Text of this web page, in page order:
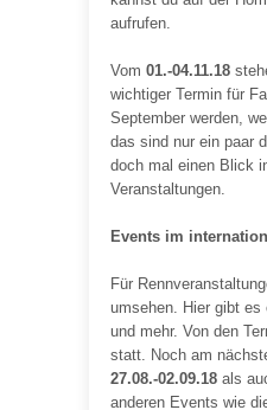
aufrufen.
Vom01.-04.11.18
wichtiger Termin für
September werden,
das sind nur ein paar
doch mal einen Blick
Veranstaltungen.
Events im
Für
umsehen. Hier gibt
und mehr. Von den
statt. Noch am
27.08.-02.09.18 als
anderen Events wie